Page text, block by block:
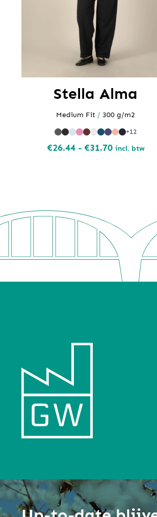
Stella Alma
Medium Fit / 300 g/m2
+12
€26.44 - €31.70Prijsklasse:
incl. btw